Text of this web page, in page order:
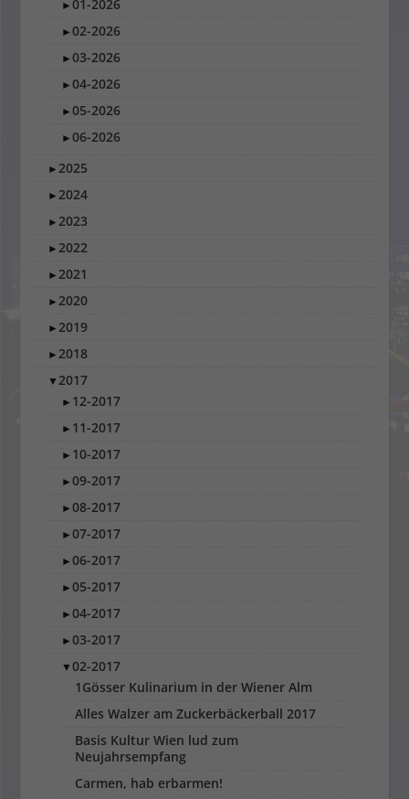
►01-2026
►02-2026
►03-2026
►04-2026
►05-2026
►06-2026
►2025
►2024
►2023
►2022
►2021
►2020
►2019
►2018
▼2017
► 12-2017
► 11-2017
► 10-2017
►09-2017
►08-2017
►07-2017
►06-2017
►05-2017
►04-2017
►03-2017
▼02-2017
1Gösser Kulinarium in der Wiener Alm
Alles Walzer am Zuckerbäckerball 2017
Basis Kultur Wien lud zum
Neujahrsempfang
Carmen, hab erbarmen!